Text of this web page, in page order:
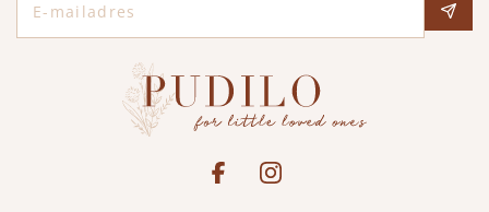
See our FacebookBekijk onze Instagram pagina